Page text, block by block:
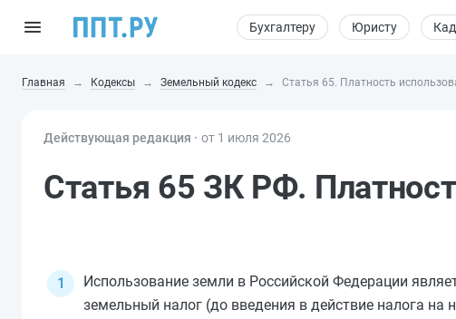
Бухгалтеру Юристу
Главная Кодексы Земельный кодекс Статья 65. Платность
Действующая редакция ⸱ от 1 июля 2026
Статья 65 ЗК РФ.
Использование земли в Российской Федерации
земельный налог (до введения в действие налога